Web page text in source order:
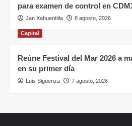
para examen de control en
Jan Xahuentitla 8 agosto, 2026
Capital
Reúne Festival del Mar 2026 a
en su primer día
Luis Sigüenza 7 agosto, 2026